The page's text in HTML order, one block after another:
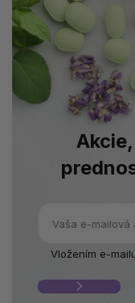
Vložením e-